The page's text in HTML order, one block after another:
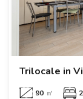
Trilocale in
90 ㎡ 2